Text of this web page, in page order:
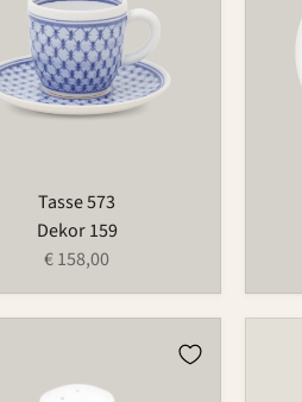
Tasse 573
Dekor 159
€ 158,00